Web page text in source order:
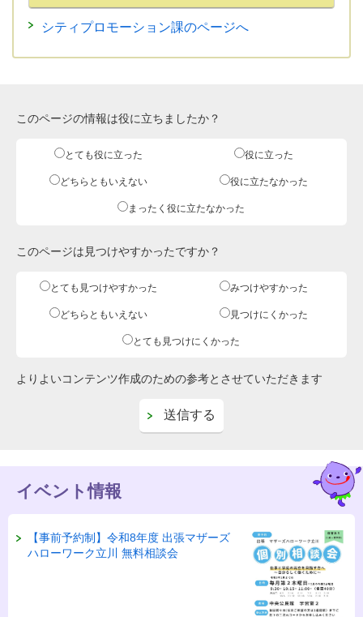
シティプロモーション課のページへ
このページの情報は役に立ちましたか？
とても役に立った 役に立った
どちらともいえない 役に立たなかった
まったく役に立たなかった
このページは見つけやすかったですか？
とても見つけやすかった みつけやすかった
どちらともいえない 見つけにくかった
とても見つけにくかった
よりよいコンテンツ作成のための参考とさせていただきます
イベント情報
【事前予約制】令和8年度 出張マザーズ
ハローワーク立川 無料相談会